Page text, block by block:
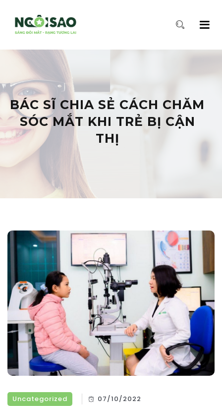
BÁC SĨ CHIA SẺ CÁCH CHĂM
SÓC MẮT KHI TRẺ BỊ CẬN
THỊ
Uncategorized
07/10/2022